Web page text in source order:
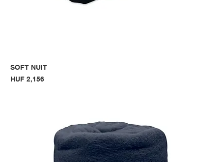
SOFT NUIT
Price
HUF 2,156